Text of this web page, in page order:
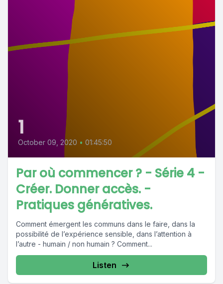
1
October 09, 2020 • 01:45:50
Par où commencer ? - Série 4 -
Créer. Donner accès. -
Pratiques génératives.
Comment émergent les communs dans le faire, dans la
possibilité de l’expérience sensible, dans l’attention à
l’autre - humain / non humain ? Comment...
Listen